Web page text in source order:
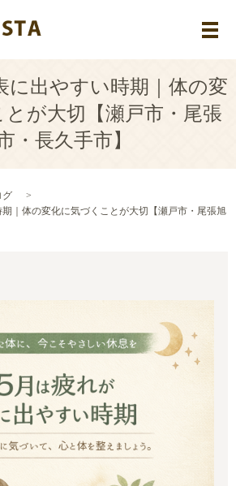
メ
に出やすい時期｜体の変
が大切【瀬戸市・尾張
・長久手市】
グ
｜体の変化に気づくことが大切【瀬戸市・尾張旭